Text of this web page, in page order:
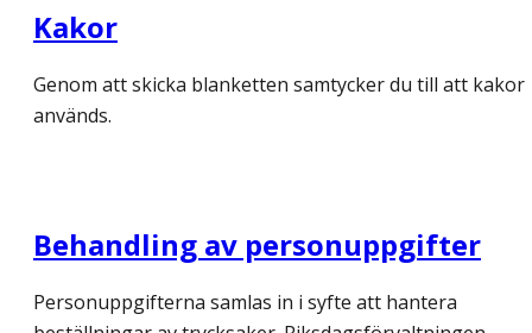
Kakor
Genom att skicka blanketten samtycker du till att kakor
används.
Behandling av personuppgifter
Personuppgifterna samlas in i syfte att hantera